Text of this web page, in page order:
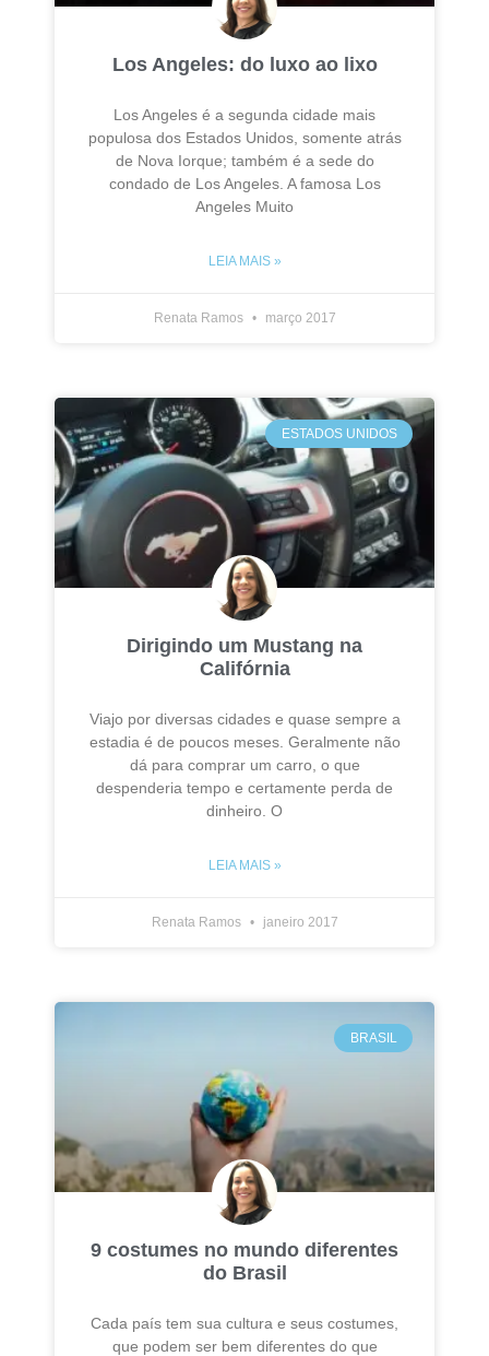
Los Angeles: do luxo ao lixo
Los Angeles é a segunda cidade mais
populosa dos Estados Unidos, somente atrás
de Nova Iorque; também é a sede do
condado de Los Angeles. A famosa Los
Angeles Muito
LEIA MAIS »
Renata Ramos março 2017
ESTADOS UNIDOS
Dirigindo um Mustang na
Califórnia
Viajo por diversas cidades e quase sempre a
estadia é de poucos meses. Geralmente não
dá para comprar um carro, o que
despenderia tempo e certamente perda de
dinheiro. O
LEIA MAIS »
Renata Ramos janeiro 2017
BRASIL
9 costumes no mundo diferentes
do Brasil
Cada país tem sua cultura e seus costumes,
que podem ser bem diferentes do que